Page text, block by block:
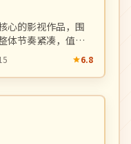
心的影视作品，围
体节奏紧凑，值得
6.8